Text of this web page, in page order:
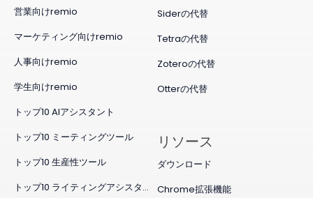
Siderの代替
Tetraの代替
Zoteroの代替
Otterの代替
営業向けremio
マーケティング向けremio
人事向けremio
学生向けremio
トップ10 AIアシスタント
トップ10 ミーティングツール
トップ10 生産性ツール
トップ10 ライティングアシスタント
リソース
ダウンロード
Chrome拡張機能